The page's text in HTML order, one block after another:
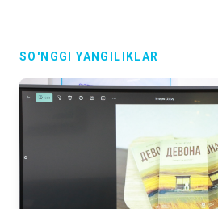
SO'NGGI YANGILIKLAR